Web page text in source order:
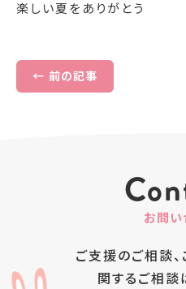
楽しい夏をありがとう
← 前の記事
お問い
ご支援のご相談
関するご相談